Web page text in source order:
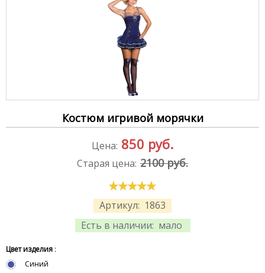
Костюм игривой морячки
Артикул: 1863
Есть в наличии: мало
Цена: 850 руб.
Старая цена: 2100 руб.
Цвет изделия :
Синий